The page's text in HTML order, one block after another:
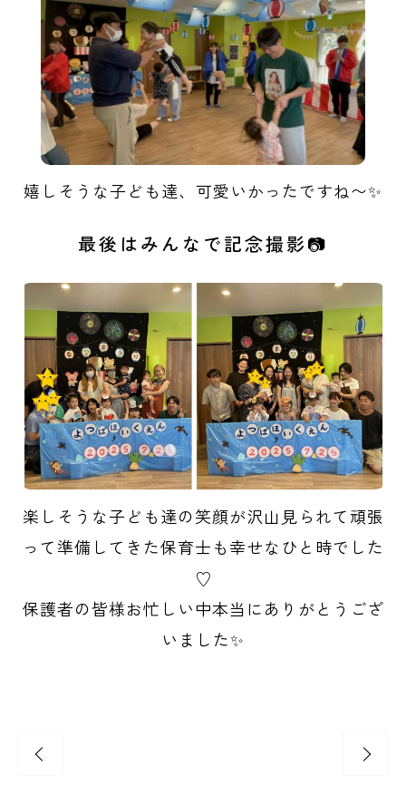
嬉しそうな子ども達、可愛いかったですね〜✨
最後はみんなで記念撮影📷
楽しそうな子ども達の笑顔が沢山見られて頑張
って準備してきた保育士も幸せなひと時でした
♡
保護者の皆様お忙しい中本当にありがとうござ
いました✨